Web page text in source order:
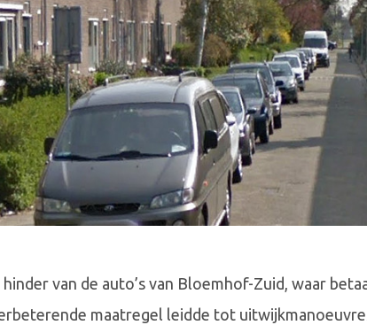
van de auto’s van Bloemhof-Zuid, waar
maatregel leidde tot